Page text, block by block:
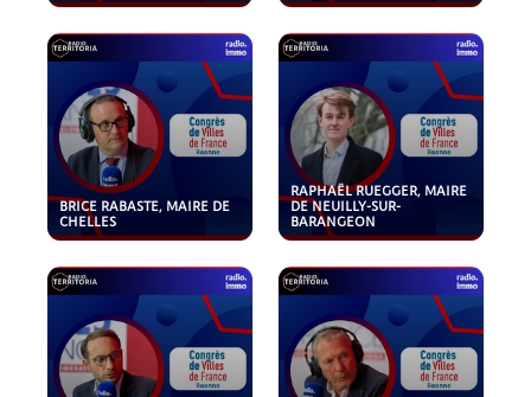
BRICE RABASTE, MAIRE DE
CHELLES
RAPHAËL RUEGGER, MAIRE
DE NEUILLY-SUR-
BARANGEON